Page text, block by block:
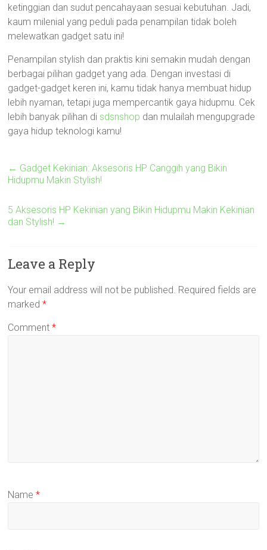
ketinggian dan sudut pencahayaan sesuai kebutuhan. Jadi,
kaum milenial yang peduli pada penampilan tidak boleh
melewatkan gadget satu ini!
Penampilan stylish dan praktis kini semakin mudah dengan
berbagai pilihan gadget yang ada. Dengan investasi di
gadget-gadget keren ini, kamu tidak hanya membuat hidup
lebih nyaman, tetapi juga mempercantik gaya hidupmu. Cek
lebih banyak pilihan di sdsnshop dan mulailah mengupgrade
gaya hidup teknologi kamu!
← Gadget Kekinian: Aksesoris HP Canggih yang Bikin
Hidupmu Makin Stylish!
5 Aksesoris HP Kekinian yang Bikin Hidupmu Makin Kekinian
dan Stylish! →
Leave a Reply
Your email address will not be published. Required fields are
marked*
Comment*
Name*